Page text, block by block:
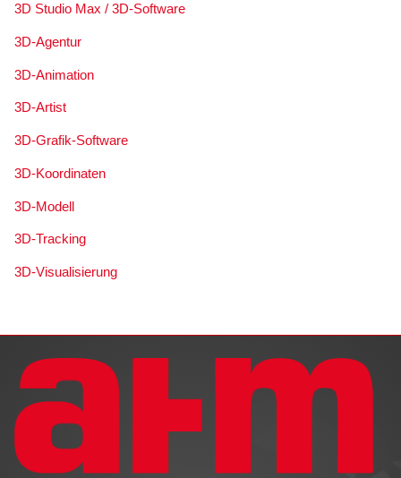
3D Studio Max / 3D-Software
3D-Agentur
3D-Animation
3D-Artist
3D-Grafik-Software
3D-Koordinaten
3D-Modell
3D-Tracking
3D-Visualisierung